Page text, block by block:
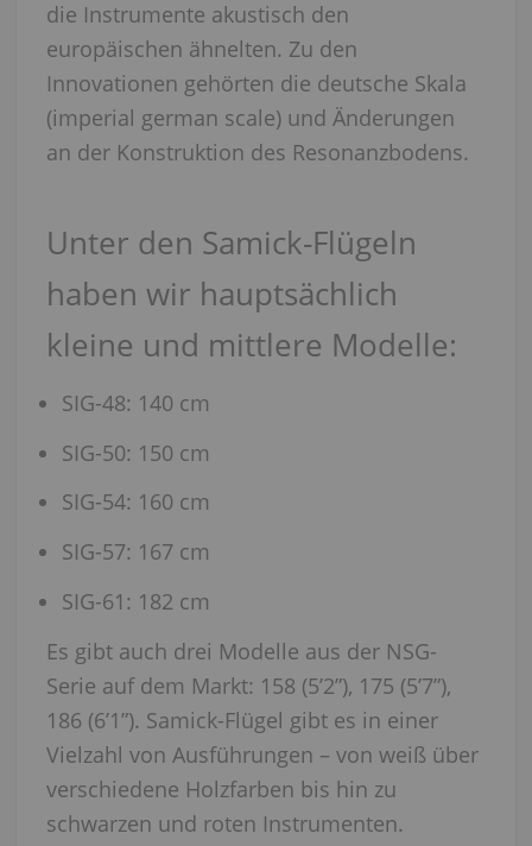
die Instrumente akustisch den
europäischen ähnelten. Zu den
Innovationen gehörten die deutsche Skala
(imperial german scale) und Änderungen
an der Konstruktion des Resonanzbodens.
Unter den Samick-Flügeln
haben wir hauptsächlich
kleine und mittlere Modelle:
SIG-48: 140 cm
SIG-50: 150 cm
SIG-54: 160 cm
SIG-57: 167 cm
SIG-61: 182 cm
Es gibt auch drei Modelle aus der NSG-
Serie auf dem Markt: 158 (5’2”), 175 (5’7”),
186 (6’1”). Samick-Flügel gibt es in einer
Vielzahl von Ausführungen – von weiß über
verschiedene Holzfarben bis hin zu
schwarzen und roten Instrumenten.